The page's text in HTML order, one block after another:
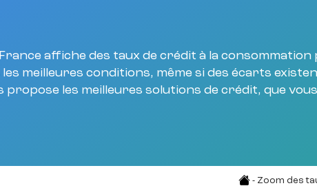
France affiche des taux de crédit à la
meilleures conditions, même si des écarts
les meilleures solutions de crédit, que
- Zoom des